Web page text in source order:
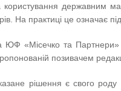
державним
На практиці це означає
ЮФ «Місечко та Партнери»
позивачем
рішення є свого